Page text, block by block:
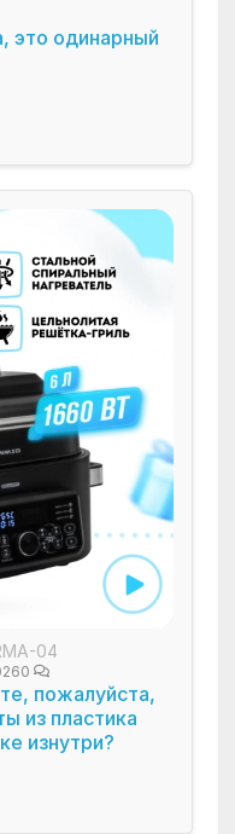
это одинарный
04
0
пожалуйста,
из пластика
изнутри?